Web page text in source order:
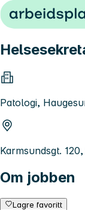
Hopp til innhold
Patologi,
Karmsundsgt.
Om jobben
Lagre favoritt